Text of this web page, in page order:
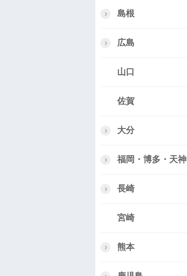
島根
広島
山口
佐賀
大分
福岡・博多・天神
長崎
宮崎
熊本